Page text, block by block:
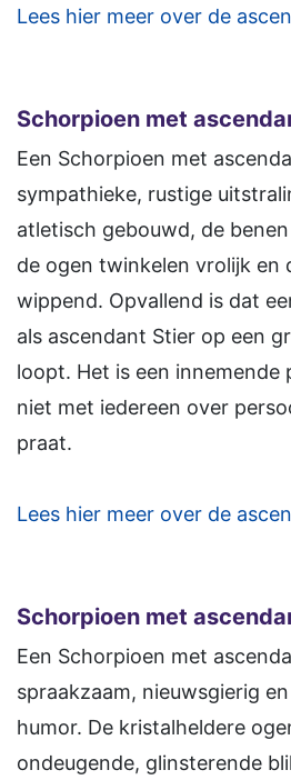
Lees hier meer over de
Schorpioen met
Een Schorpioen met
sympathieke, rustige
atletisch gebouwd, de
de ogen twinkelen vrolijk en
wippend. Opvallend is dat
als ascendant Stier op een
loopt. Het is een innemende
niet met iedereen over
praat.
Lees hier meer over de
Schorpioen met
Een Schorpioen met
spraakzaam, nieuwsgierig
humor. De kristalheldere
ondeugende, glinsterende